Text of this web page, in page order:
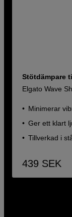
Elgato Wave
Minimerar
Ger ett klart
Tillverkad i
439 SEK